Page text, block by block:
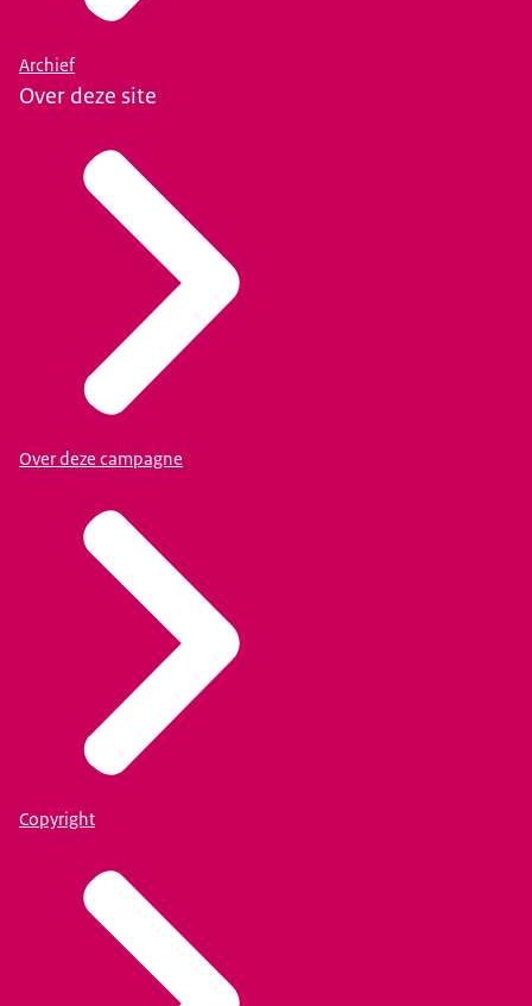
Archief
Over deze site
Over deze campagne
Copyright